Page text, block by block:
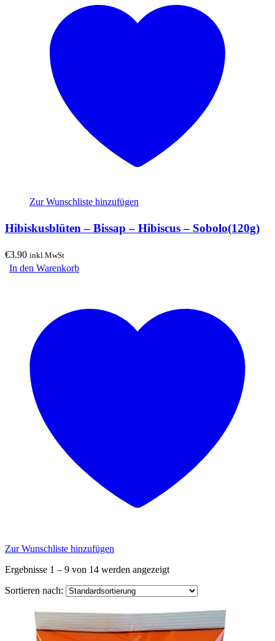
Zur Wunschliste hinzufügen
Hibiskusblüten – Bissap – Hibiscus – Sobolo(120g)
€3.90 inkl.MwSt
In den Warenkorb
Zur Wunschliste hinzufügen
Ergebnisse 1 – 9 von 14 werden angezeigt
Sortieren nach: